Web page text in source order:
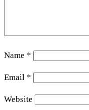
Name *
Email *
Website